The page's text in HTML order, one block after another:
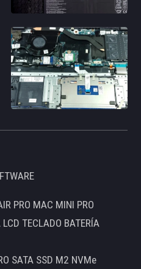
PRO MAC MINI PRO
TECLADO BATERÍA
SATA SSD M2 NVMe